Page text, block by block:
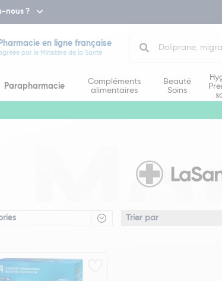
nous ?
Pharmacie en ligne française
par le Ministère de la Santé
Parapharmacie
Compléments
alimentaires
Beauté
Soins